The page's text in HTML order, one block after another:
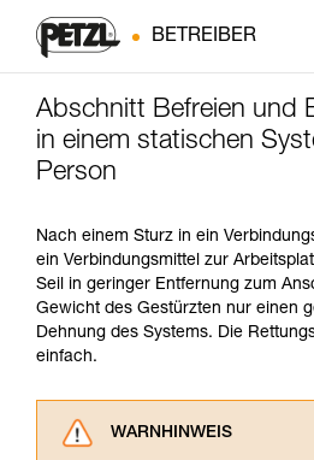
BETREIBER
Abschnitt Befreien und
in einem statischen
Person
Nach einem Sturz in ein
ein Verbindungsmittel zur
Seil in geringer Entfernung zum
Gewicht des Gestürzten nur einen
Dehnung des Systems. Die
einfach.
WARNHINWEIS